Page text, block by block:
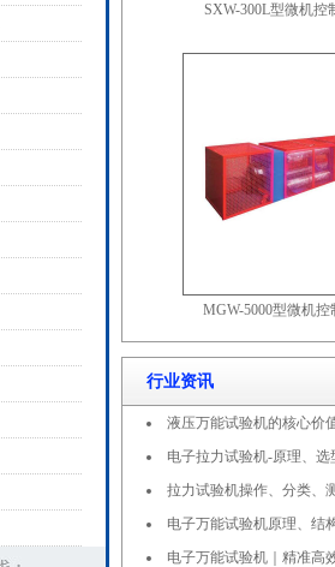
SXW-300L型微机控
MGW-5000型微机
行业资讯
液压万能试验机的核心价
电子拉力试验机-原理、选
拉力试验机操作、分类、
电子万能试验机原理、结
电子万能试验机｜精准高